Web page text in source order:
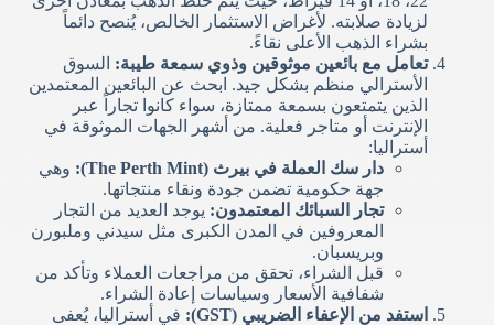
لزيادة صلابته. لأغراض الاستثمار الخالص، يُنصح دائماً
بشراء الذهب الأعلى نقاءً.
تعامل مع بائعين موثوقين وذوي سمعة طيبة: السوق
الأسترالي منظم بشكل جيد. ابحث عن البائعين المعتمدين
الذين يتمتعون بسمعة ممتازة، سواء كانوا تجاراً عبر
الإنترنت أو متاجر فعلية. من أشهر الجهات الموثوقة في
أستراليا:
دار سك العملة في بيرث (The Perth Mint):
وهي
جهة حكومية تضمن جودة ونقاء منتجاتها.
تجار السبائك المعتمدون: يوجد العديد من التجار
المعروفين في المدن الكبرى مثل سيدني وملبورن
وبريسبان.
قبل الشراء، تحقق من مراجعات العملاء وتأكد من
شفافية الأسعار وسياسات إعادة الشراء.
استفد من الإعفاء الضريبي (GST):
في أستراليا، يُعفى